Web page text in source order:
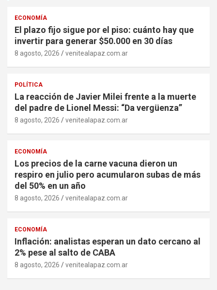
ECONOMÍA
El plazo fijo sigue por el piso: cuánto hay que
invertir para generar $50.000 en 30 días
8 agosto, 2026 venitealapaz.com.ar
POLÍTICA
La reacción de Javier Milei frente a la muerte
del padre de Lionel Messi: “Da vergüenza”
8 agosto, 2026 venitealapaz.com.ar
ECONOMÍA
Los precios de la carne vacuna dieron un
respiro en julio pero acumularon subas de más
del 50% en un año
8 agosto, 2026 venitealapaz.com.ar
ECONOMÍA
Inflación: analistas esperan un dato cercano al
2% pese al salto de CABA
8 agosto, 2026 venitealapaz.com.ar